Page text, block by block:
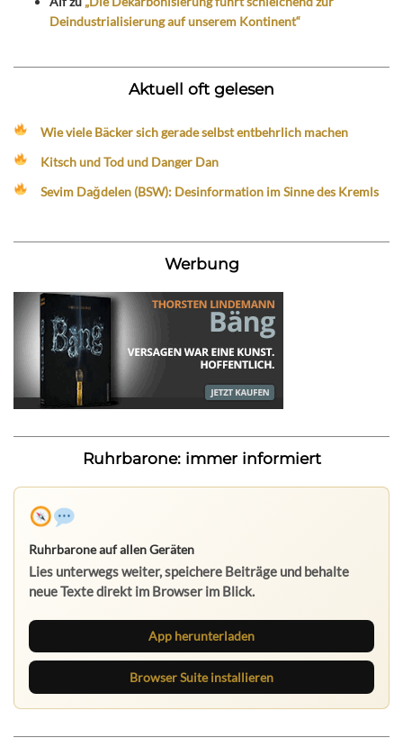
Deindustrialisierung auf unserem Kontinent“
Aktuell oft gelesen
Wie viele Bäcker sich gerade selbst entbehrlich machen
Kitsch und Tod und Danger Dan
Sevim Dağdelen (BSW): Desinformation im Sinne des Kremls
Werbung
Ruhrbarone: immer informiert
Ruhrbarone auf allen Geräten
Lies unterwegs weiter, speichere Beiträge und behalte
neue Texte direkt im Browser im Blick.
App herunterladen
Browser Suite installieren